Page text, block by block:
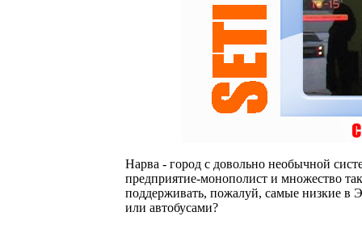
Нарва - город с довольно необычной
предприятие-монополист и множество
поддерживать, пожалуй, самые низкие в
или автобусами?